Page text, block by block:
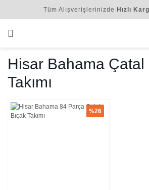
Tüm Alışverişlerinizde Hızlı
Hisar Bahama Çatal
Takımı
%26